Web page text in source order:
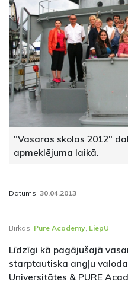
"Vasaras skolas 2012"
apmeklējuma laikā.
Datums: 30.04.2013
Birkas: Pure Academy, LiepU
Līdzīgi kā pagājušajā
starptautiska angļu
Universitātes & PURE